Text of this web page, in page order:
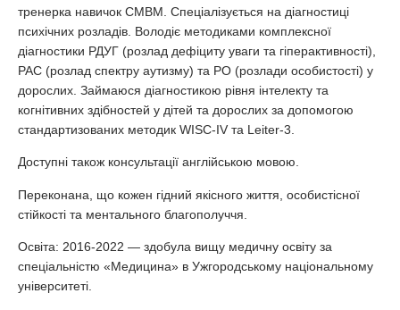
тренерка навичок СМВМ. Спеціалізується на діагностиці
психічних розладів. Володіє методиками комплексної
діагностики РДУГ (розлад дефіциту уваги та гіперактивності),
РАС (розлад спектру аутизму) та РО (розлади особистості) у
дорослих. Займаюся діагностикою рівня інтелекту та
когнітивних здібностей у дітей та дорослих за допомогою
стандартизованих методик WISC-IV та Leiter-3.
Доступні також консультації англійською мовою.
Переконана, що кожен гідний якісного життя, особистісної
стійкості та ментального благополуччя.
Освіта: 2016-2022 — здобула вищу медичну освіту за
спеціальністю «Медицина» в Ужгородському національному
університеті.